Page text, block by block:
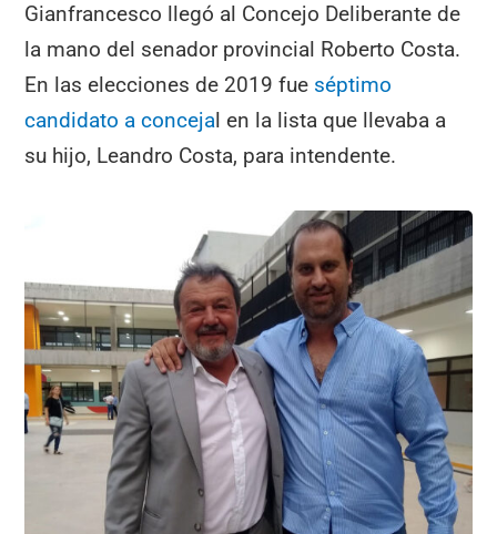
Gianfrancesco llegó al Concejo Deliberante de
la mano del senador provincial Roberto Costa.
En las elecciones de 2019 fue séptimo
candidato a concejal en la lista que llevaba a
su hijo, Leandro Costa, para intendente.